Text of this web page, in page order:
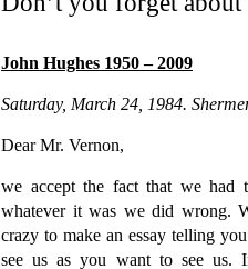
John Hughes 1950 – 2009
Saturday, March 24, 1984.
Dear Mr. Vernon,
we accept the fact that we had
whatever it was we did wrong.
crazy to make an essay telling
see us as you want to see us.